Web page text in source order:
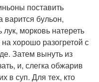
поставить
варится бульон,
лук, морковь натереть
хорошо разогретой с
Затем вынуть из
и, слегка обжарив
в суп. Для тех, кто